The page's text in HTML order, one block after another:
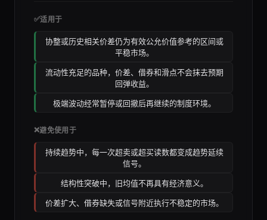
✅适用于
协整或历史相关价差仍为有效公允价值参考的区间或
平稳市场。
流动性充足的品种，价差、借券和滑点不会抹去预期
回弹收益。
极端波动经常暂停或回撤后再继续的制度环境。
❌避免使用于
持续趋势中，每一次超卖或超买读数都变成趋势延续
信号。
结构性突破中，旧均值不再具有经济意义。
价差扩大、借券缺失或信号附近执行不稳定的市场。